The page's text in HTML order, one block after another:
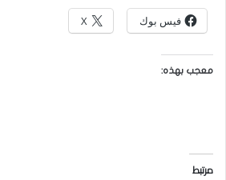
فيس بوك X
معجب بهذه:
مرتبط